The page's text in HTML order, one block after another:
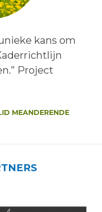
kans om
Project
MEANDERENDE